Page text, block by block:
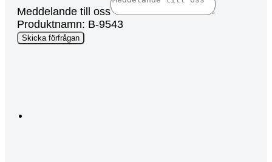
Meddelande till oss
Produktnamn: B-9543
Skicka förfrågan